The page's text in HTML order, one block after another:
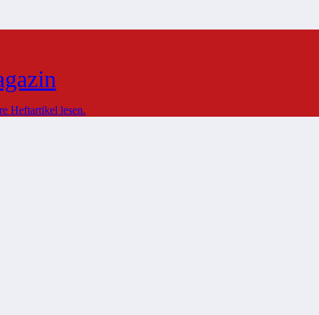
Heftartikel lesen.